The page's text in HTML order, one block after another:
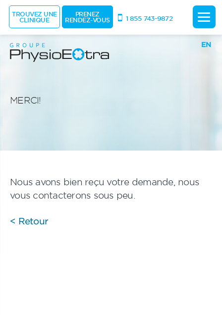
EN
MERCI!
Nous avons bien reçu votre demande, nous
vous contacterons sous peu.
< Retour
TROUVEZ UNE
CLINIQUE
PRENEZ
RENDEZ-VOUS 1 855 743-9872